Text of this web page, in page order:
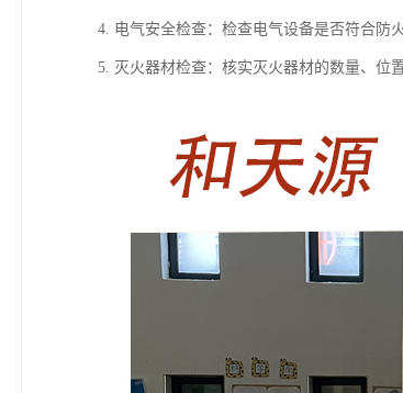
4. 电气安全检查：检查电气设备是否符合防
5. 灭火器材检查：核实灭火器材的数量、位